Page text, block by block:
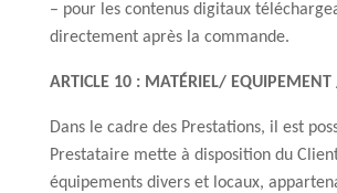
– pour les contenus digitaux
directement après la commande.
ARTICLE 10 : MATÉRIEL/
Dans le cadre des Prestations, il est
Prestataire mette à disposition du
équipements divers et locaux,